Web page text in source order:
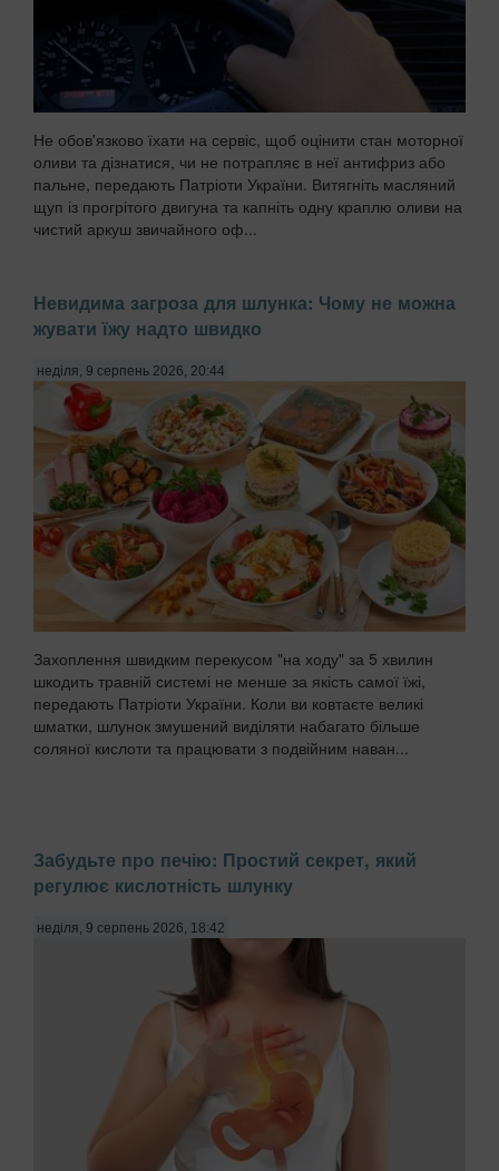
Не обов'язково їхати на сервіс, щоб оцінити стан моторної
оливи та дізнатися, чи не потрапляє в неї антифриз або
пальне, передають Патріоти України. Витягніть масляний
щуп із прогрітого двигуна та капніть одну краплю оливи на
чистий аркуш звичайного оф...
Невидима загроза для шлунка: Чому не можна
жувати їжу надто швидко
неділя, 9 серпень 2026, 20:44
Захоплення швидким перекусом "на ходу" за 5 хвилин
шкодить травній системі не менше за якість самої їжі,
передають Патріоти України. Коли ви ковтаєте великі
шматки, шлунок змушений виділяти набагато більше
соляної кислоти та працювати з подвійним наван...
Забудьте про печію: Простий секрет, який
регулює кислотність шлунку
неділя, 9 серпень 2026, 18:42